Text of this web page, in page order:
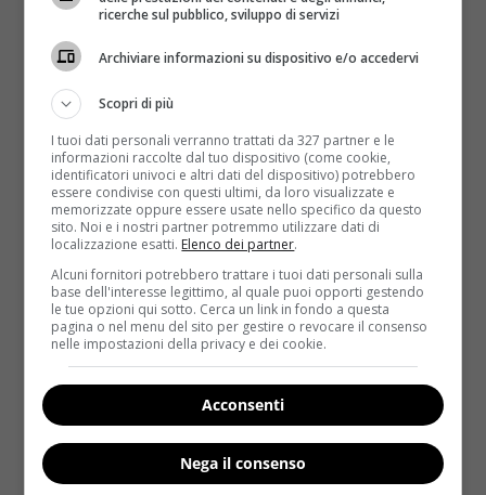
Non è ancora chiaro quale sia il meccanismo che
causerebbe una tale reazione, ma secondo lo
studio sarebbe lo stesso tumore a dare vita a una
progressione tumorale in seguito a forte stress.
Francesca Cirulli, la ricercatrice responsabile di
questo studio, ha spiegato che nonostante sia
emerso un legame tra l’isolamento sociale, lo
stress e il tumore alla mammella, non sono
ancora chiari i motivi di questa relazione. “ Alcuni tipi
di stress psicologico prolungato (quelli di breve durata
sembrerebbero avere addirittura un effetto positivo)–
spiega la ricercatrice –sono responsabili di
un’accresciuta infiammazione o di una
sovrapproduzione di ormoni dello stressin grado di
favorire la sintomatologia depressiva, la funzione
neuroendocrina e di stimolare il sistema immunitario
”.
Dopo aver identificato il legame esistente tra lo
stress e il tumore al seno è nato presso l’Istituto
ricerche sul pubblico, sviluppo di servizi
Archiviare informazioni su dispositivo e/o accedervi
Scopri di più
I tuoi dati personali verranno trattati da 327 partner e le
informazioni raccolte dal tuo dispositivo (come cookie,
identificatori univoci e altri dati del dispositivo) potrebbero
essere condivise con questi ultimi, da loro visualizzate e
memorizzate oppure essere usate nello specifico da questo
sito. Noi e i nostri partner potremmo utilizzare dati di
localizzazione esatti. Elenco dei partner.
Alcuni fornitori potrebbero trattare i tuoi dati personali sulla
base dell'interesse legittimo, al quale puoi opporti gestendo
le tue opzioni qui sotto. Cerca un link in fondo a questa
pagina o nel menu del sito per gestire o revocare il consenso
nelle impostazioni della privacy e dei cookie.
Acconsenti
Nega il consenso